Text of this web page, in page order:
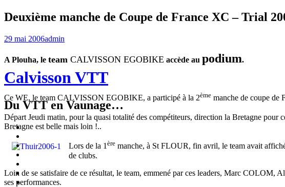
Calvisson VTT
Du VTT en Vaunage…
Inscription
2025/26
« Gravity »
Ecole
2026
2026
Nous
Contacter
Les
Deuxième manche de Coupe de France XC – Trial
29 mai 2006admin
A Plouha, le team CALVISSON EGOBIKE accède au podium.
Ce WE, le team CALVISSON EGOBIKE, a participé à la 2ème manche de coupe de
Départ Jeudi matin, pour la quasi totalité des compétiteurs, direction la Bretagne pour
Bretagne est belle mais loin !..
Lors de la 1ère manche, à St FLOUR, fin avril, le team avait
de clubs.
Loin de se satisfaire de ce résultat, le team, emmené par ces leaders, Marc
ses performances.